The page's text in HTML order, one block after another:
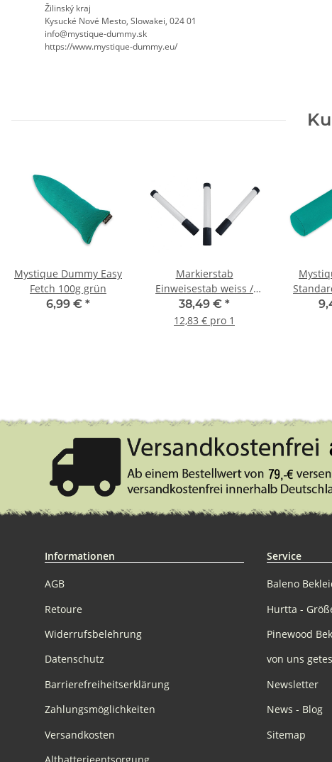
Žilinský kraj
Kysucké Nové Mesto, Slowakei, 024 01
info@mystique-dummy.sk
https://www.mystique-dummy.eu/
Mystique Dummy Easy
Fetch 100g grün
6,99 € *
Markierstab
Einweisestab weiss /
schwarz im Set 3 Stück
38,49 € *
12,83 € pro 1
Informationen
AGB
Retoure
Widerrufsbelehrung
Datenschutz
Barrierefreiheitserklärung
Zahlungsmöglichkeiten
Versandkosten
Service
Baleno
Hurtta -
Pinewood
von uns
Newsletter
News - Blog
Sitemap